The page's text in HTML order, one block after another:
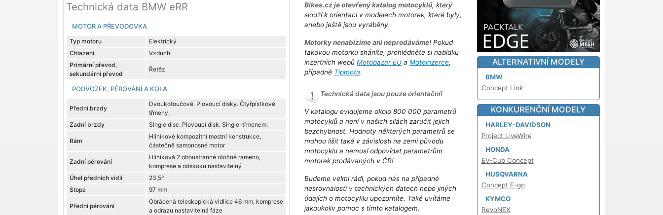
Technická data BMW eRR
MOTOR A PŘEVODOVKA
Typ motoru
Elektrický
Chlazení
Vzduch
Primární převod,
sekundární převod
Řetěz
PODVOZEK, PÉROVÁNÍ A KOLA
Přední brzdy
Dvoukotoučové. Plovoucí disky. Čtyřpístkové
třmeny.
Zadní brzdy
Single disc. Plovoucí disk. Single-třmenem.
Rám
Hliníkové kompozitní mostní konstrukce,
částečně samonosné motor
Zadní pérování
Hliníková 2 oboustranné otočné rameno,
komprese a odskoku nastavitelný
Úhel předních vidlí
23,5°
Stopa
97 mm
Přední pérování
Obrácená teleskopická vidlice 46 mm, komprese
a odrazu nastavitelná fáze
Bikes.cz je otevřený katalog motocyklů, který
slouží k orientaci v modelech motorek, které byly,
anebo ještě jsou vyráběny.
Motorky nenabízíme ani neprodáváme!Pokud
takovou motorku sháníte, prohlédněte si nabídku
inzertních webůMotobazar EU aMotoinzerce,
případně Tipmoto.
Technická data jsou pouze orientační!
V katalogu evidujeme okolo 800 000 parametrů
motocyklů a není v našich silách zaručit jejich
bezchybnost. Hodnoty některých parametrů se
mohou lišit také v závislosti na zemi původu
motocyklu a nemusí odpovídat parametrům
motorek prodávaných v ČR!
Budeme velmi rádi, pokud nás na případné
nesrovnalosti v technických datech nebo jiných
údajích o motocyklu upozorníte. Také uvítáme
jakoukoliv pomoc s tímto katalogem.
ALTERNATIVNÍ MODELY
BMW
Concept Link
KONKURENČNÍ MODELY
HARLEY-DAVIDSON
Project LiveWire
HONDA
EV-Cub Concept
HUSQVARNA
Concept E-go
KYMCO
RevoNEX